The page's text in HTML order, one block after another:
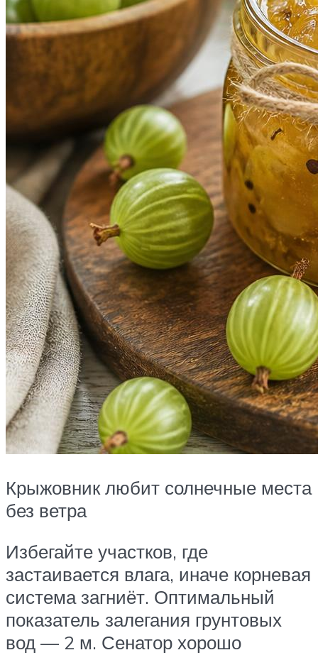
Крыжовник любит солнечные места
без ветра
Избегайте участков, где
застаивается влага, иначе корневая
система загниёт. Оптимальный
показатель залегания грунтовых
вод — 2 м. Сенатор хорошо